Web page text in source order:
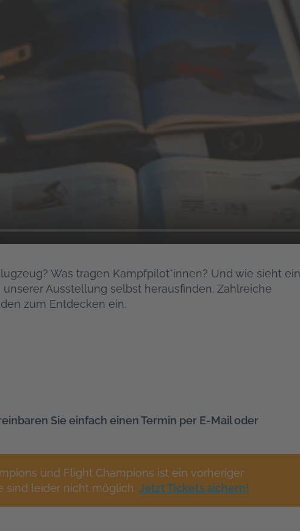
Was tragen Kampfpilot*innen? Und wie sieht ein
Ausstellung selbst herausfinden. Zahlreiche
zum Entdecken ein.
Sie einfach einen Termin per E-Mail oder
und Flight Champions ist ein vorheriger
sind leider nicht möglich. Jetzt Tickets sichern!